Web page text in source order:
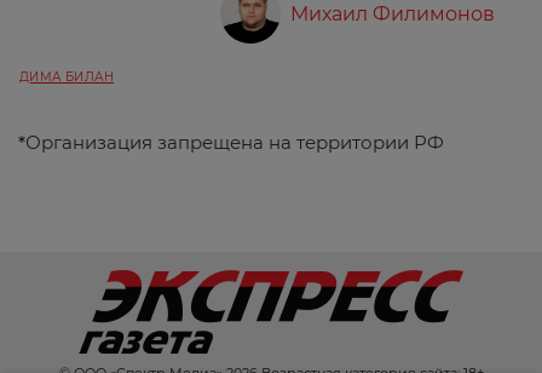
Михаил Филимонов
ДИМА БИЛАН
*Организация запрещена на территории РФ